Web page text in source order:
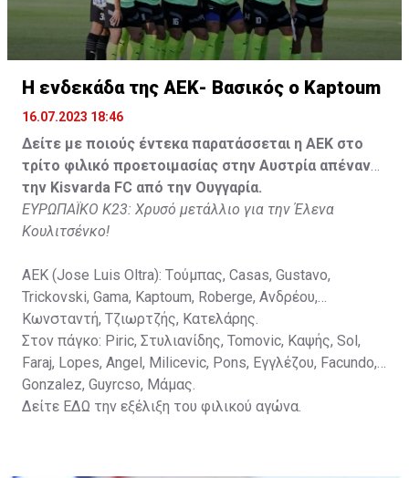
Gonzalez, Guyrcso, Μάμας.
Κisvarda FC (Milos Kruscic): Kovacs, Navratil, Raul, Szor,
Lippai, Alic, Kormendi, Makowski, Czekus, Ilievski,
Spasic.
Στον πάγκο: Petkovic, Cipetic, Kovasic, Jovicic, Szeles,
Vida, Otvos, Lucas, Camas, Mesanovic.
H ενδεκάδα της ΑΕΚ- Βασικός ο Kaptoum
16.07.2023 18:46
Δείτε με ποιούς έντεκα παρατάσσεται η ΑΕΚ στο
τρίτο φιλικό προετοιμασίας στην Αυστρία απέναντι
την Kisvarda FC από την Ουγγαρία.
ΕΥΡΩΠΑΪΚΟ Κ23: Χρυσό μετάλλιο για την Έλενα
Κουλιτσένκο!
ΑΕΚ (Jose Luis Oltra): Tούμπας, Casas, Gustavo,
Trickovski, Gama, Κaptoum, Roberge, Aνδρέου,
Κωνσταντή, Τζιωρτζής, Κατελάρης.
Στον πάγκο: Piric, Στυλιανίδης, Tomovic, Καψής, Sol,
Faraj, Lopes, Angel, Milicevic, Pons, Εγγλέζου, Facundo,
Gonzalez, Guyrcso, Μάμας.
Δείτε ΕΔΩ την εξέλιξη του φιλικού αγώνα.